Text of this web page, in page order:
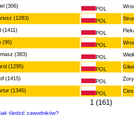
(306) POL
(1283) POL
(1411) POL
(95) POL
(383) POL
(1295) POL
(1415) POL Żory
(1345) POL
1 (161)
śledzić zawodników?